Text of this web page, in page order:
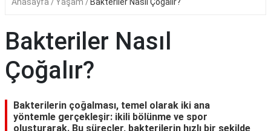
Bakteriler Nasıl
Çoğalır?
Bakterilerin çoğalması, temel olarak iki ana
yöntemle gerçekleşir: ikili bölünme ve spor
oluşturarak. Bu süreçler, bakterilerin hızlı bir şekilde